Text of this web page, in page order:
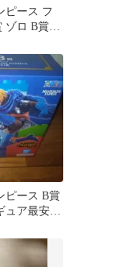
ピース フ
ゾロ B賞 サ
ピース B賞
ア最安値